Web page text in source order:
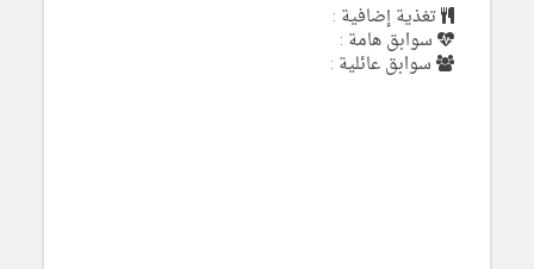
تغذية إضافية :
سوابق هامة :
سوابق عائلية :